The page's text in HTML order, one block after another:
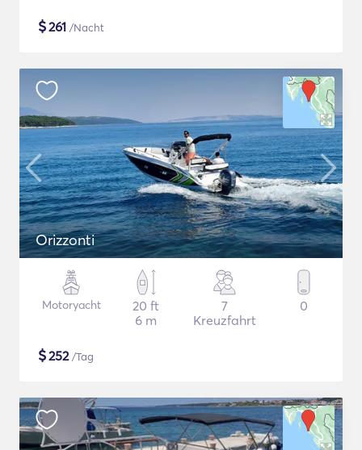
$261 /Nacht
Orizzonti
Motoryacht
20 ft
6 m
7
Kreuzfahrt
0
$252/Tag